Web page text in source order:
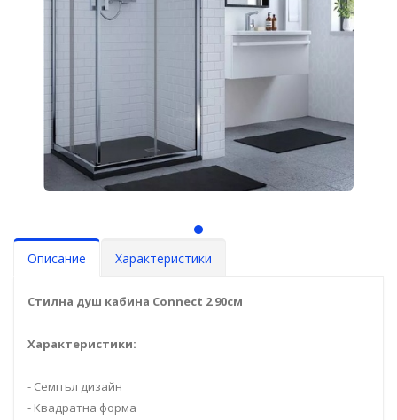
Описание Характеристики
Стилна душ кабина Connect 2 90cм
Характеристики:
- Семпъл дизайн
- Квадратна форма